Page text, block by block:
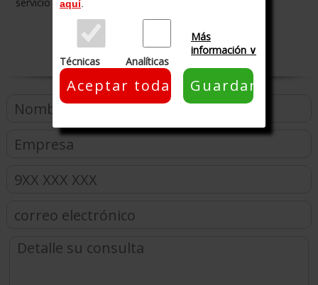
aquí.
Técnicas Analíticas
Más
información ∨